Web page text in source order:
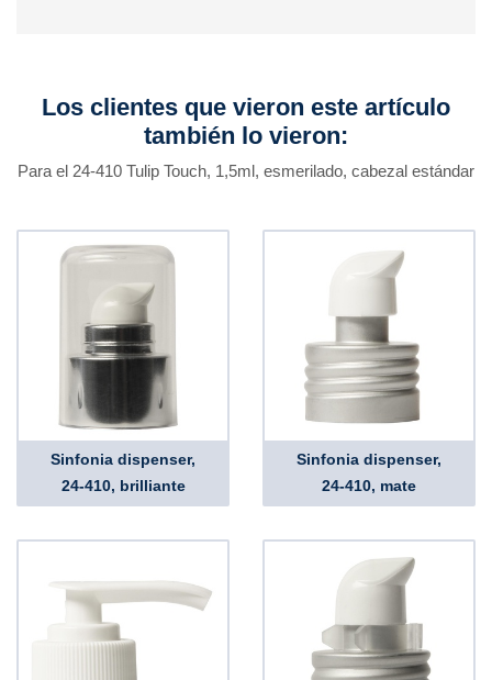
Los clientes que vieron este artículo
también lo vieron:
Para el 24-410 Tulip Touch, 1,5ml, esmerilado, cabezal estándar
Sinfonia dispenser,
24-410, brilliante
Sinfonia dispenser,
24-410, mate